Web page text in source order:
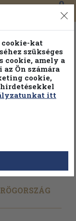
0
közül
példányt
cookie-kat
szükséges
cookie, amely a
Ön számára
cookie,
itt